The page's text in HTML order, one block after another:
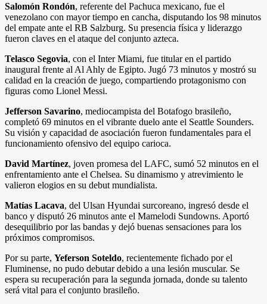
Salomón Rondón, referente del Pachuca mexicano, fue el
venezolano con mayor tiempo en cancha, disputando los 98 minutos
del empate ante el RB Salzburg. Su presencia física y liderazgo
fueron claves en el ataque del conjunto azteca.
Telasco Segovia, con el Inter Miami, fue titular en el partido
inaugural frente al Al Ahly de Egipto. Jugó 73 minutos y mostró su
calidad en la creación de juego, compartiendo protagonismo con
figuras como Lionel Messi.
Jefferson Savarino, mediocampista del Botafogo brasileño,
completó 69 minutos en el vibrante duelo ante el Seattle Sounders.
Su visión y capacidad de asociación fueron fundamentales para el
funcionamiento ofensivo del equipo carioca.
David Martínez, joven promesa del LAFC, sumó 52 minutos en el
enfrentamiento ante el Chelsea. Su dinamismo y atrevimiento le
valieron elogios en su debut mundialista.
Matías Lacava, del Ulsan Hyundai surcoreano, ingresó desde el
banco y disputó 26 minutos ante el Mamelodi Sundowns. Aportó
desequilibrio por las bandas y dejó buenas sensaciones para los
próximos compromisos.
Por su parte, Yeferson Soteldo, recientemente fichado por el
Fluminense, no pudo debutar debido a una lesión muscular. Se
espera su recuperación para la segunda jornada, donde su talento
será vital para el conjunto brasileño.